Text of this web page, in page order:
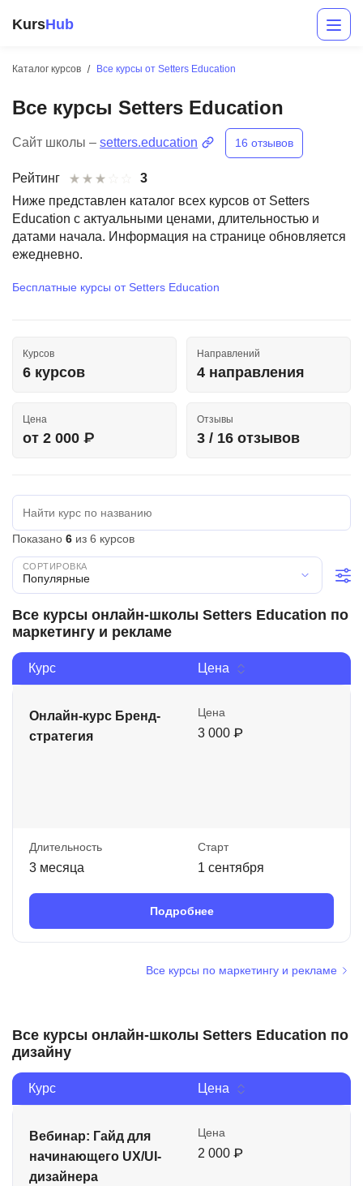
KursHub
Каталог курсов Все курсы от Setters Education
Все курсы Setters Education
Сайт школы – setters.education 16 отзывов
Рейтинг
3
Ниже представлен каталог всех курсов от Setters
Education с актуальными ценами, длительностью и
датами начала. Информация на странице обновляется
ежедневно.
Бесплатные курсы от Setters Education
Курсов
6 курсов
Направлений
4 направления
Цена
от 2 000 ₽
Отзывы
3 / 16 отзывов
Показано 6 из 6 курсов
Популярные
Все курсы онлайн-школы Setters Education по
маркетингу и рекламе
Курс Цена
Онлайн-курс Бренд-
стратегия
Цена
3 000 ₽
Длительность
3 месяца
Старт
1 сентября
Подробнее
Все курсы по маркетингу и рекламе
Все курсы онлайн-школы Setters Education по
дизайну
Курс Цена
Вебинар: Гайд для
начинающего UX/UI-
дизайнера
Цена
2 000 ₽
Разработка
Маркетинг
Дизайн
Менеджмент
Иностранные языки
Soft Skills
Акции и промокоды
Рейтинг онлайн-школ